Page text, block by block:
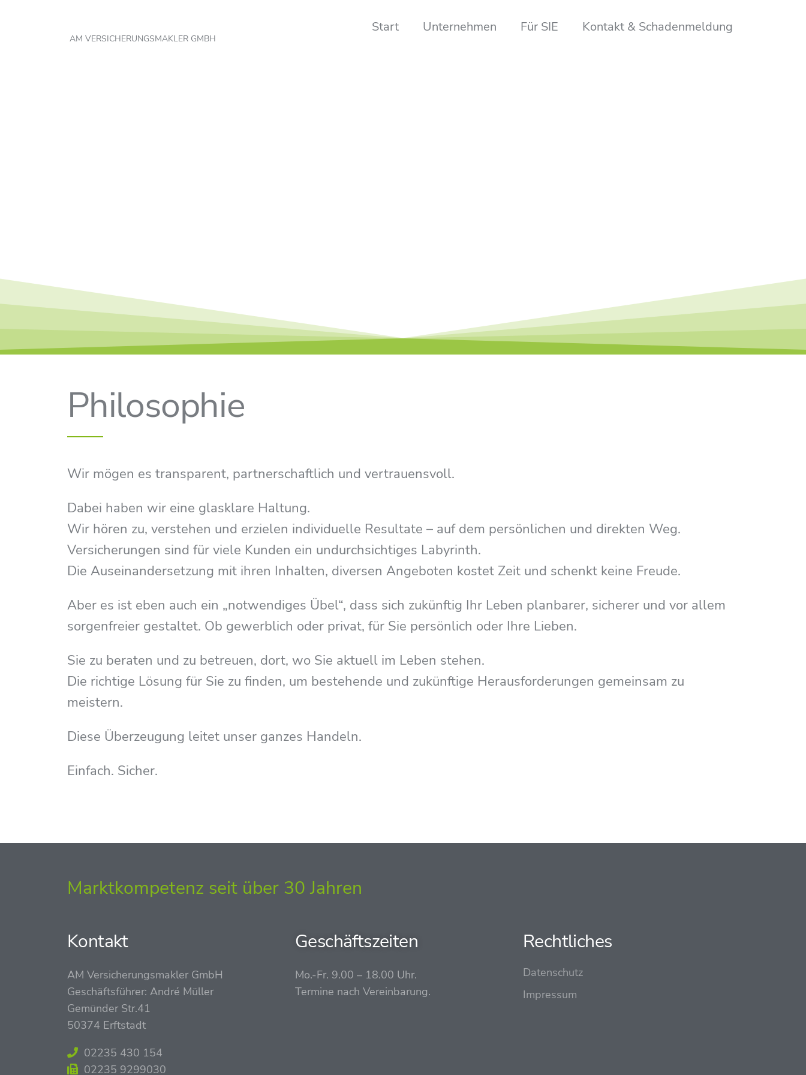
AM VERSICHERUNGSMAKLER GMBH
Start Unternehmen Für SIE Kontakt & Schadenmeldung
Vertrauensvoll. Mit
Kompetenz.
Philosophie
Wir mögen es transparent, partnerschaftlich und vertrauensvoll.
Dabei haben wir eine glasklare Haltung.
Wir hören zu, verstehen und erzielen individuelle Resultate – auf dem persönlichen und direkten Weg.
Versicherungen sind für viele Kunden ein undurchsichtiges Labyrinth.
Die Auseinandersetzung mit ihren Inhalten, diversen Angeboten kostet Zeit und schenkt keine Freude.
Aber es ist eben auch ein „notwendiges Übel“, dass sich zukünftig Ihr Leben planbarer, sicherer und vor allem
sorgenfreier gestaltet. Ob gewerblich oder privat, für Sie persönlich oder Ihre Lieben.
Sie zu beraten und zu betreuen, dort, wo Sie aktuell im Leben stehen.
Die richtige Lösung für Sie zu finden, um bestehende und zukünftige Herausforderungen gemeinsam zu
meistern.
Diese Überzeugung leitet unser ganzes Handeln.
Einfach. Sicher.
Marktkompetenz seit über 30 Jahren
Kontakt
AM Versicherungsmakler GmbH
Geschäftsführer: André Müller
Gemünder Str.41
50374 Erftstadt
02235 430 154
02235 9299030
Geschäftszeiten
Mo.-Fr. 9.00 – 18.00 Uhr.
Termine nach Vereinbarung.
Rechtliches
Datenschutz
Impressum